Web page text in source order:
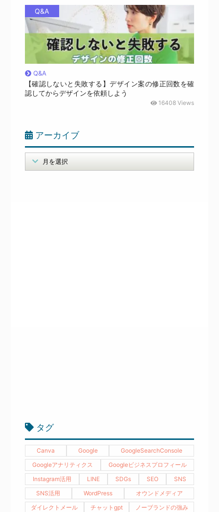
Q&A
Q&A
【確認しないと失敗する】デザイン案の修正回数を確
認してからデザインを依頼しよう
16408 Views
アーカイブ
タグ
Canva Google
GoogleSearchConsole
Googleアナリティクス
Googleビジネスプロフィール
Instagram活用
LINE SDGs SEO
SNS
SNS活用
WordPress
オウンドメディア
ダイレクトメール
チャットgpt
ノーブランドの強み